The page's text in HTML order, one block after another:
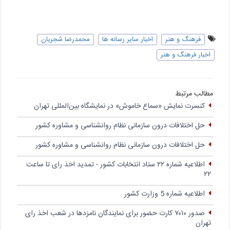
فرهنگ و هنر اخبار سایر رسانه ها
محمدرضا شجریان
اخبار فرهنگ و هنر
مطالب مرتبط
کنسرت نمایش «سماع خاموش» در نمایشگاه بین‌المللی تهران
حل اختلافات درون سازمانی نظام روانشناسی و مشاوره کشور
حل اختلافات درون سازمانی نظام روانشناسی و مشاوره کشور
اطلاعیه شماره ۲۲ ستاد انتخابات کشور - تمدید اخذ رای تا ساعت
۲۲
اطلاعیه شماره 5 وزارت کشور
صدور ۷۰۱۰ کارت حضور برای نمایندگان نامزدها در شعب اخذ رای
تهران